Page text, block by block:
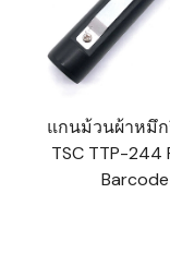
แกนม้วนผ้าหมึ
TSC TTP-244
Barcode